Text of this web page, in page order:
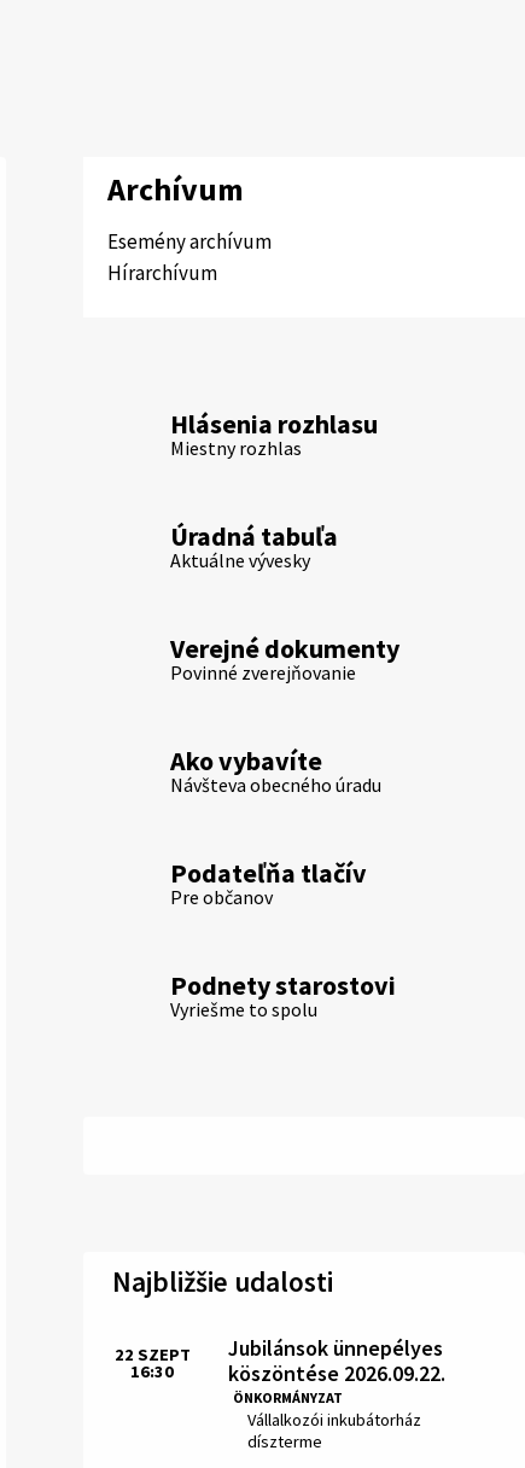
Archívum
Esemény archívum
Hírarchívum
Hlásenia rozhlasu
Miestny rozhlas
Úradná tabuľa
Aktuálne vývesky
Verejné dokumenty
Povinné zverejňovanie
Ako vybavíte
Návšteva obecného úradu
Podateľňa tlačív
Pre občanov
Podnety starostovi
Vyriešme to spolu
Najbližšie udalosti
Jubilánsok ünnepélyes
köszöntése 2026.09.22.
ÖNKORMÁNYZAT
Hely:
Vállalkozói inkubátorház
díszterme
Idő:
22 SZEPT
16:30